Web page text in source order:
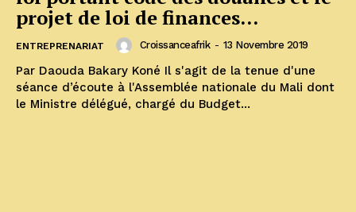
projet de loi de finances...
ENTREPRENARIAT Croissanceafrik - 13 Novembre 2019
Par Daouda Bakary Koné Il s'agit de la tenue d'une
séance d’écoute à l'Assemblée nationale du Mali dont
le Ministre délégué, chargé du Budget...